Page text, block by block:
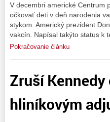
V decembri americké Centrum
očkovať deti v deň narodenia
stykom. Americký prezident
vakcín. Napísal takýto status k
Pokračovanie článku
Zruší
hliníkovým